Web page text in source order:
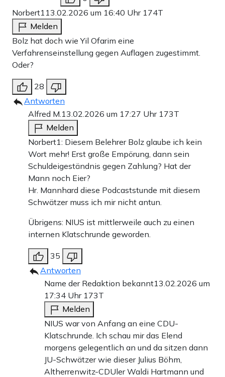
Norbert1 13.02.2026 um 16:40 Uhr 174T
Melden
Bolz hat doch wie Yil Ofarim eine
Verfahrenseinstellung gegen Auflagen zugestimmt.
Oder?
28
Antworten
Alfred M. 13.02.2026 um 17:27 Uhr 173T
Melden
Norbert1: Diesem Belehrer Bolz glaube ich kein
Wort mehr! Erst große Empörung, dann sein
Schuldeigeständnis gegen Zahlung? Hat der
Mann noch Eier?
Hr. Mannhard diese Podcaststunde mit diesem
Schwätzer muss ich mir nicht antun.
Übrigens: NIUS ist mittlerweile auch zu einen
internen Klatschrunde geworden.
35
Antworten
Name der Redaktion bekannt13.02.2026 um
17:34 Uhr 173T
Melden
NIUS war von Anfang an eine CDU-
Klatschrunde. Ich schau mir das Elend
morgens gelegentlich an und da sitzen dann
JU-Schwätzer wie dieser Julius Böhm,
Altherrenwitz-CDUler Waldi Hartmann und